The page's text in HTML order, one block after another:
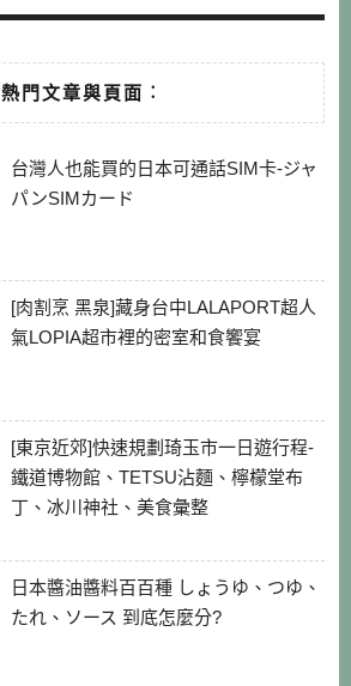
熱門文章與頁面︰
台灣人也能買的日本可通話SIM卡-ジャ
パンSIMカード
[肉割烹 黑泉]藏身台中LALAPORT超人
氣LOPIA超市裡的密室和食饗宴
[東京近郊]快速規劃琦玉市一日遊行程-
鐵道博物館、TETSU沾麵、檸檬堂布
丁、冰川神社、美食彙整
日本醬油醬料百百種 しょうゆ、つゆ、
たれ、ソース 到底怎麼分?